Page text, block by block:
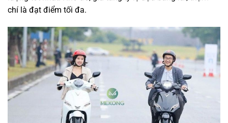
chí là đạt điểm tối đa.